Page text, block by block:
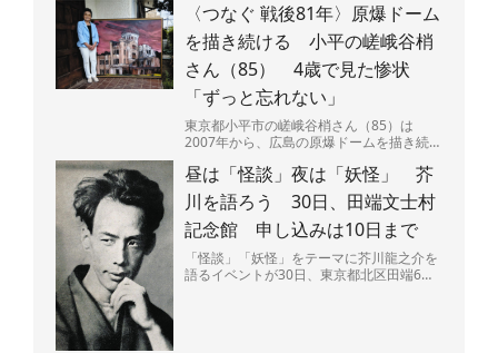
ぜんとなかよし公園（...
〈つなぐ 戦後81年〉原爆ドーム
を描き続ける 小平の嵯峨谷梢
さん（85） 4歳で見た惨状
「ずっと忘れない」
東京都小平市の嵯峨谷梢さん（85）は
2007年から、広島の原爆ドームを描き続け
原爆投下直後の広島...
昼は「怪談」夜は「妖怪」 芥
川を語ろう 30日、田端文士村
記念館 申し込みは10日まで
「怪談」「妖怪」をテーマに芥川龍之介を
語るイベントが30日、東京都北区田端6の